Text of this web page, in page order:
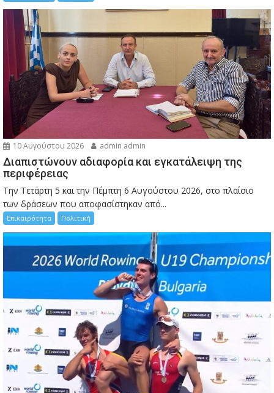
10 Αυγούστου 2026 admin admin
Διαπιστώνουν αδιαφορία και εγκατάλειψη της
περιφέρειας
Την Τετάρτη 5 και την Πέμπτη 6 Αυγούστου 2026, στο πλαίσιο
των δράσεων που αποφασίστηκαν από...
Επικαιρότητα Πολιτική